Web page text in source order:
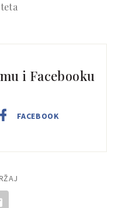
i Facebooku
FACEBOOK